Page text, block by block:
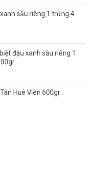
sầu riêng 1 trứng 4
đậu xanh sầu riêng 1
Huê Viên 600gr